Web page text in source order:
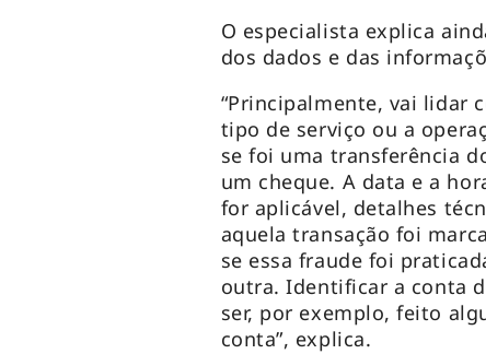
O especialista explica
dos dados e das
“Principalmente, vai lidar
tipo de serviço ou a
se foi uma transferência
um cheque. A data e a
for aplicável, detalhes
aquela transação foi
se essa fraude foi
outra. Identificar a conta
ser, por exemplo, feito
conta”, explica.